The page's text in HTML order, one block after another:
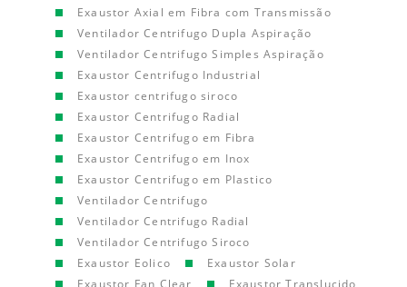
Exaustor Axial em Fibra com Transmissão
Ventilador Centrifugo Dupla Aspiração
Ventilador Centrifugo Simples Aspiração
Exaustor Centrifugo Industrial
Exaustor centrifugo siroco
Exaustor Centrifugo Radial
Exaustor Centrifugo em Fibra
Exaustor Centrifugo em Inox
Exaustor Centrifugo em Plastico
Ventilador Centrifugo
Ventilador Centrifugo Radial
Ventilador Centrifugo Siroco
Exaustor Eolico
Exaustor Solar
Exaustor Fan Clear
Exaustor Translucido